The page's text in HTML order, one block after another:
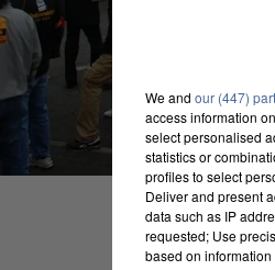
We and our (447)
access information
select personalised
statistics or
profiles to select
Deliver and present
data such as IP
requested; Use
based on